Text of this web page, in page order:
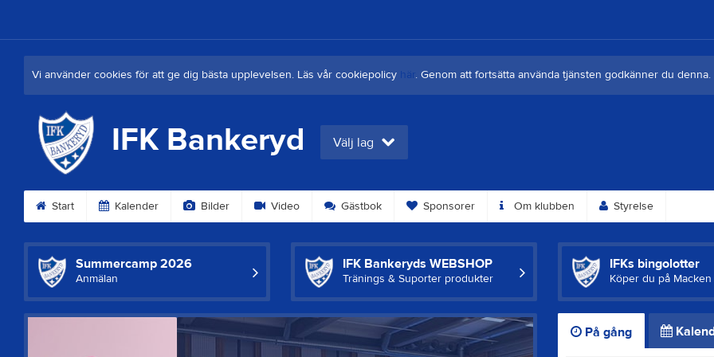
Vi använder cookies för att ge dig bästa upplevelsen. Läs vår cookiepolicy här. Genom att fortsätta använda tjänsten godkänner du denna.
IFK Bankeryd Välj lag
Start Kalender Bilder Video Gästbok Sponsorer Om klubben Styrelse
Summercamp 2026
Anmälan
IFK Bankeryds WEBSHOP
Tränings & Suporter produkter
IFKs bingolotter
Köper du på
På gång